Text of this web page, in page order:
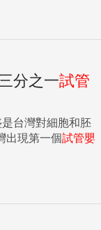
分之一試管
出現第一個試管嬰